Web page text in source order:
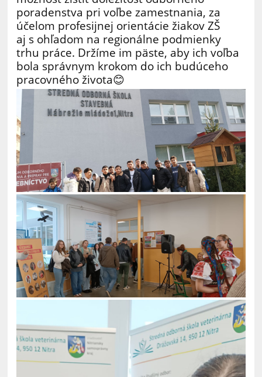
poradenstva pri voľbe zamestnania, za
účelom profesijnej orientácie žiakov ZŠ
aj s ohľadom na regionálne podmienky
trhu práce. Držíme im päste, aby ich voľba
bola správnym krokom do ich budúceho
pracovného života😊